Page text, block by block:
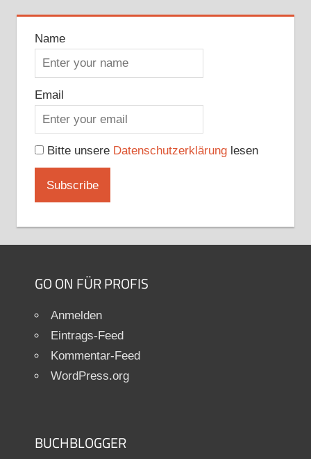
Name
Email
Bitte unsere Datenschutzerklärunglesen
GO ON FÜR PROFIS
Anmelden
Eintrags-Feed
Kommentar-Feed
WordPress.org
BUCHBLOGGER